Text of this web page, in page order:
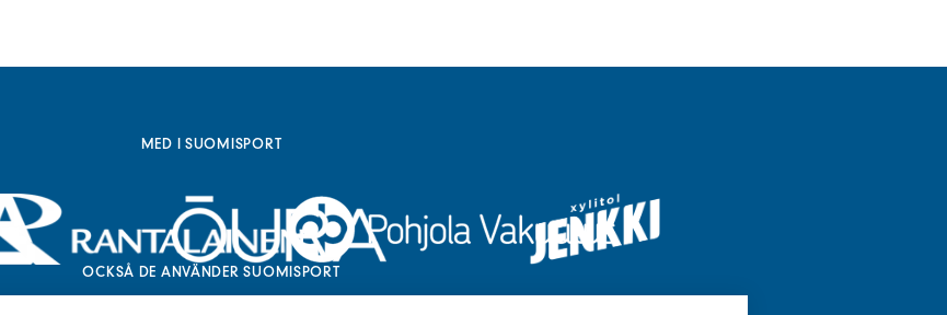
MED I SUOMISPORT
OCKSÅ DE ANVÄNDER SUOMISPORT